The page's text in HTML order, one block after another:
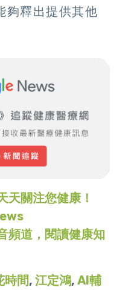
夠釋出提供其他
天關注您健康！
頻道，閱讀健康知
時間, 江定鴻, AI輔